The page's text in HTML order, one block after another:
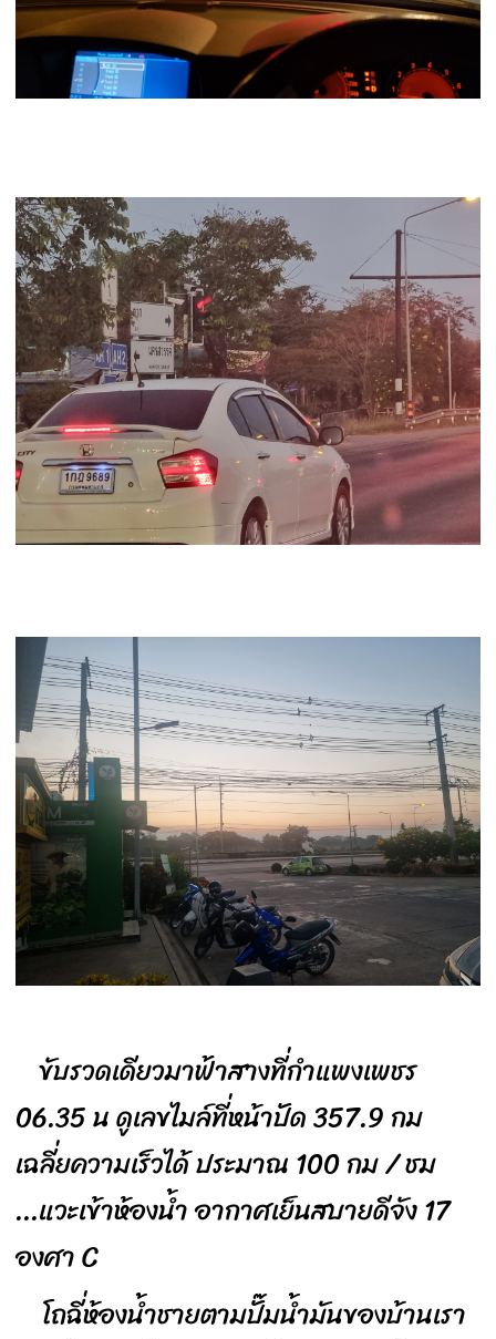
ขับรวดเดียวมาฟ้าสางที่กำแพงเพชร
06.35 น ดูเลขไมล์ที่หน้าปัด 357.9 กม
เฉลี่ยความเร็วได้ ประมาณ 100 กม / ชม
...แวะเข้าห้องน้ำ อากาศเย็นสบายดีจัง 17
องศา C
โถฉี่ห้องน้ำชายตามปั๊มน้ำมันของบ้านเรา